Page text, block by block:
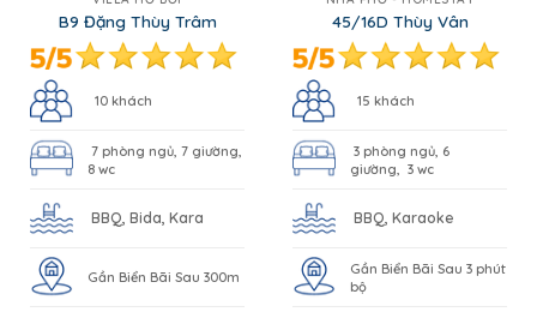
BBQ, Bida, Kara
Gần Biển Bãi Sau 300m
Ngày thường 8 triệu
BBQ, Karaoke
bộ
Ngày thường 3 triệu